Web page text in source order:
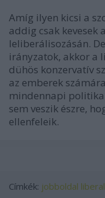
Amíg ilyen kicsi a
addig csak kevesek
leliberálisozásán.
irányzatok, akkor a
dühös konzervatív
az emberek
mindennapi
sem veszik észre,
ellenfeleik.
Címkék: jobboldal